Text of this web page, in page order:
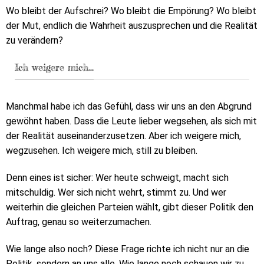
Wo bleibt der Aufschrei? Wo bleibt die Empörung? Wo bleibt
der Mut, endlich die Wahrheit auszusprechen und die Realität
zu verändern?
Ich weigere mich...
Manchmal habe ich das Gefühl, dass wir uns an den Abgrund
gewöhnt haben. Dass die Leute lieber wegsehen, als sich mit
der Realität auseinanderzusetzen. Aber ich weigere mich,
wegzusehen. Ich weigere mich, still zu bleiben.
Denn eines ist sicher: Wer heute schweigt, macht sich
mitschuldig. Wer sich nicht wehrt, stimmt zu. Und wer
weiterhin die gleichen Parteien wählt, gibt dieser Politik den
Auftrag, genau so weiterzumachen.
Wie lange also noch? Diese Frage richte ich nicht nur an die